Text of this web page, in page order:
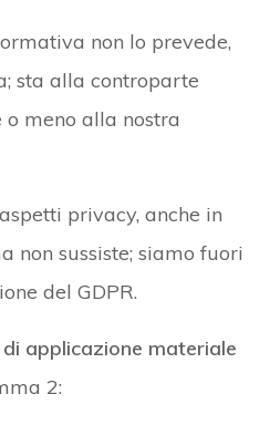
non lo prevede,
sta alla controparte
meno alla nostra
privacy, anche in
non sussiste; siamo fuori
del GDPR.
applicazione materiale
2: